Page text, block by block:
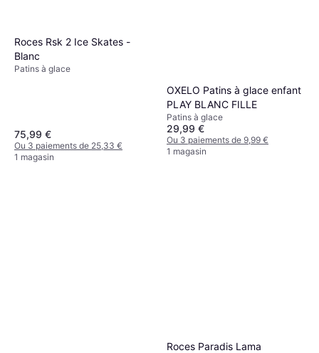
Roces Rsk 2 Ice Skates -
Blanc
Patins à glace
75,99 €
Ou 3 paiements de 25,33 €
1 magasin
OXELO Patins à glace enfant
PLAY BLANC FILLE
Patins à glace
29,99 €
Ou 3 paiements de 9,99 €
1 magasin
Roces Paradis Lama